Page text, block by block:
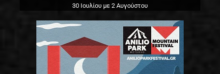
30 Ιουλίου με 2 Αυγούστου